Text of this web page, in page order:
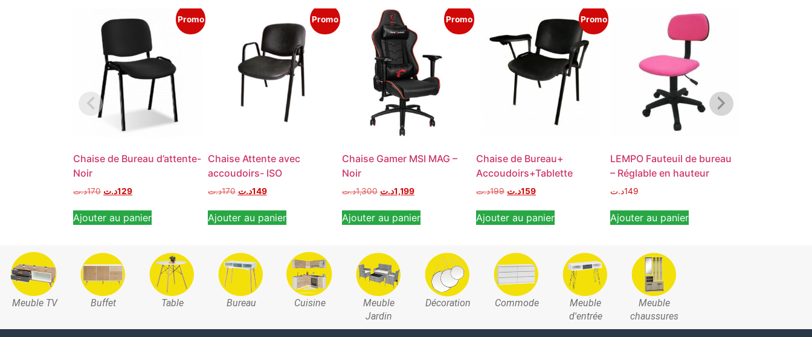
Promo
Chaise de Bureau d’attente-
Noir
170د.ت 129د.ت
Ajouter au panier
Promo
Chaise Attente avec
accoudoirs- ISO
170د.ت 149د.ت
Ajouter au panier
Promo
Chaise Gamer MSI MAG –
Noir
1,300د.ت 1,199د.ت
Ajouter au panier
Promo
Chaise de Bureau+
Accoudoirs+Tablette
199د.ت 159د.ت
Ajouter au panier
LEMPO Fauteuil de bureau
– Réglable en hauteur
149د.ت
Ajouter au panier
Meuble TV Buffet Table Bureau Cuisine
Meuble
Jardin
Décoration Commode
Meuble
d'entrée
Meuble
chaussures